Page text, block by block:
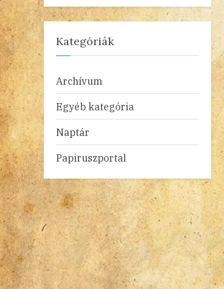
Kategóriák
Archívum
Egyéb kategória
Naptár
Papiruszportal